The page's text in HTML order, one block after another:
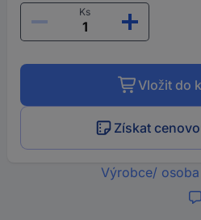
Ks
Vložit do
Získat
Výrobce/